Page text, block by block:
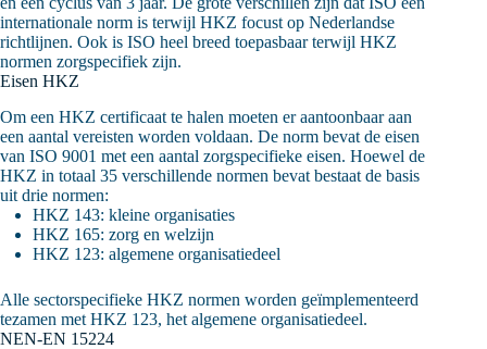
internationale norm is terwijl HKZ focust op Nederlandse
richtlijnen. Ook is ISO heel breed toepasbaar terwijl HKZ
normen zorgspecifiek zijn.
Eisen HKZ
Om een HKZ certificaat te halen moeten er aantoonbaar aan
een aantal vereisten worden voldaan. De norm bevat de eisen
van ISO 9001 met een aantal zorgspecifieke eisen. Hoewel de
HKZ in totaal 35 verschillende normen bevat bestaat de basis
uit drie normen:
HKZ 143: kleine organisaties
HKZ 165: zorg en welzijn
HKZ 123: algemene organisatiedeel
Alle sectorspecifieke HKZ normen worden geïmplementeerd
tezamen met HKZ 123, het algemene organisatiedeel.
NEN-EN 15224